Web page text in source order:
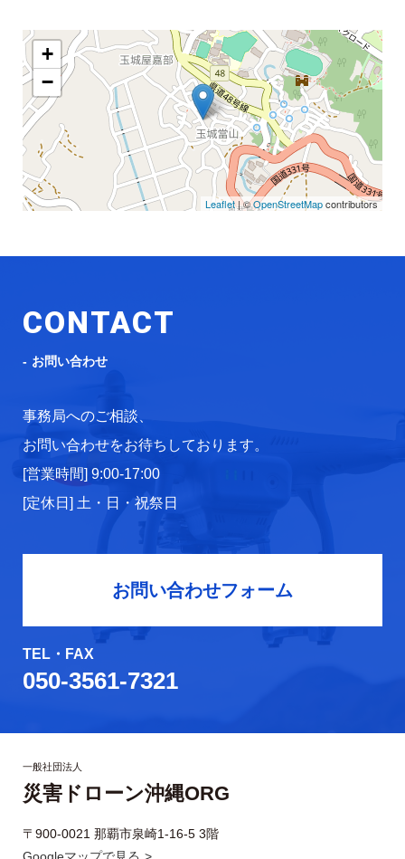
+
−
Leaflet| ©OpenStreetMapcontributors
CONTACT
お問い合わせ
事務局へのご相談、
お問い合わせをお待ちしております。
[営業時間] 9:00-17:00
[定休日] 土・日・祝祭日
お問い合わせフォーム
TEL・FAX
050-3561-7321
一般社団法人
災害ドローン沖縄ORG
〒900-0021 那覇市泉崎1-16-5 3階